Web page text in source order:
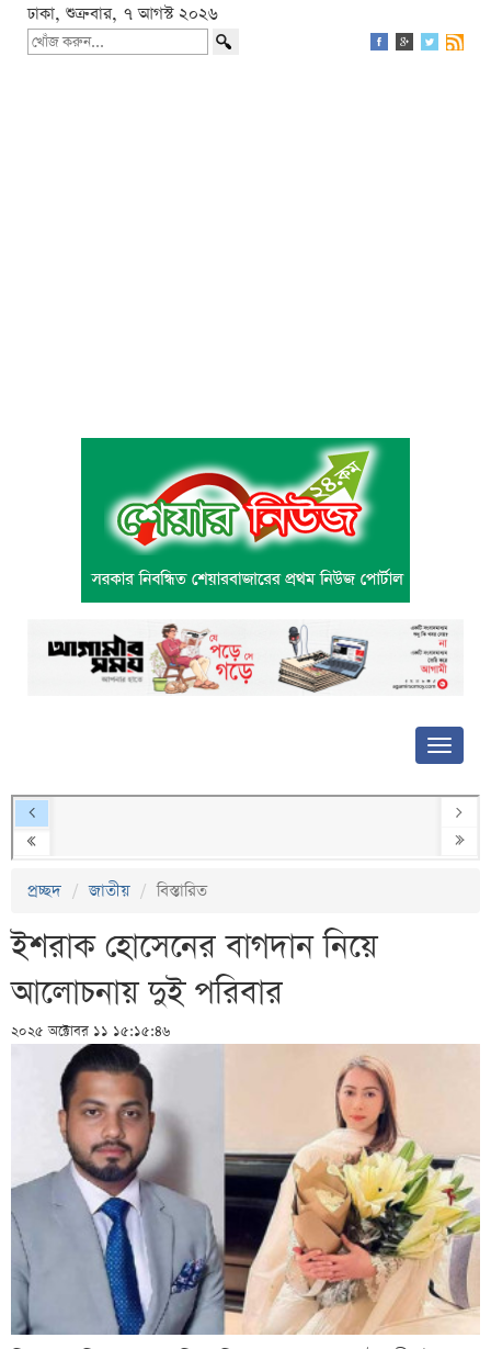
ঢাকা, শুক্রবার, ৭ আগস্ট ২০২৬
প্রচ্ছদ জাতীয় বিস্তারিত
ইশরাক হোসেনের বাগদান নিয়ে
আলোচনায় দুই পরিবার
২০২৫ অক্টোবর ১১ ১৫:১৫:৪৬